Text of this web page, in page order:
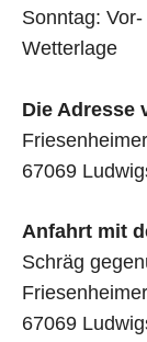
Sonntag:
Wetterlage
Die Adresse
67069
Anfahrt mit
Schräg
67069